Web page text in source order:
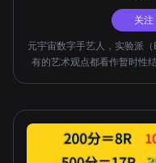
关注
元宇宙数字手艺人，实验派
有的艺术观点都看作暂时性
已经是实